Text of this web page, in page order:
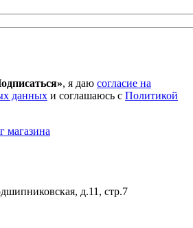
, я даю согласие на
данных и соглашаюсь с Политикой
магазина
д.11, стр.7